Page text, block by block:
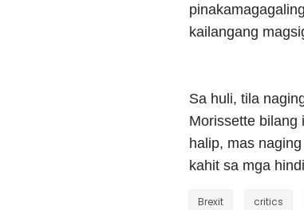
kailangang
Sa huli, tila
Morissette bilang
halip, mas
kahit sa mga
Brexit critics